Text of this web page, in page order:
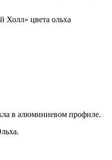
Холл» цвета ольха
в алюминиевом профиле.